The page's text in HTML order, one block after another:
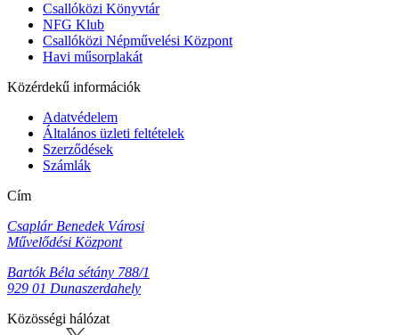
Csallóközi Könyvtár
NFG Klub
Csallóközi Népművelési Központ
Havi műsorplakát
Közérdekű információk
Adatvédelem
Általános üzleti feltételek
Szerződések
Számlák
Cím
Csaplár Benedek Városi
Művelődési Központ
Bartók Béla sétány 788/1
929 01 Dunaszerdahely
Közösségi hálózat